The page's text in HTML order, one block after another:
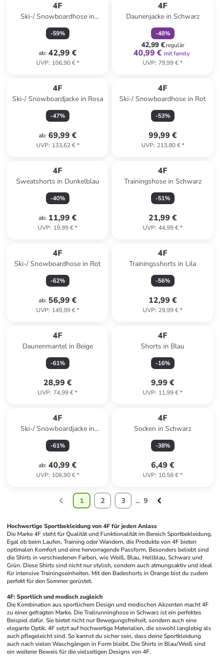
4F
Ski-/ Snowboardhose in
Schwarz
-59%
ab: 42,99 €
UVP: 106,90 €*
4F
Daunenjacke in Schwarz
-48%
42,99 €regulär
40,99 € mit family
UVP: 79,99 €*
4F
Ski-/ Snowboardjacke in Rosa
-47%
ab: 69,99 €
UVP: 133,62 €*
4F
Ski-/ Snowboardhose in Rot
-53%
99,99 €
UVP: 213,80 €*
4F
Sweatshorts in Dunkelblau
-40%
ab: 11,99 €
UVP: 19,99 €*
4F
Trainingshose in Schwarz
-51%
21,99 €
UVP: 44,99 €*
4F
Ski-/ Snowboardhose in Rot
-62%
ab: 56,99 €
UVP: 149,99 €*
4F
Trainingsshorts in Lila
-56%
12,99 €
UVP: 29,99 €*
4F
Daunenmantel in Beige
-61%
28,99 €
UVP: 74,99 €*
4F
Shorts in Blau
-16%
9,99 €
UVP: 11,99 €*
4F
Ski-/ Snowboardjacke in
Dunkelblau
-61%
ab: 40,99 €
UVP: 106,90 €*
4F
Socken in Schwarz
-38%
6,49 €
UVP: 10,58 €*
1 2 3 ... 9
Hochwertige Sportbekleidung von 4F für jeden Anlass
Die Marke 4F steht für Qualität und Funktionalität im Bereich Sportbekleidung.
Egal ob beim Laufen, Training oder Wandern, die Produkte von 4F bieten
optimalen Komfort und eine hervorragende Passform. Besonders beliebt sind
die Shirts in verschiedenen Farben, wie Weiß, Blau, Hellblau, Schwarz und
Grün. Diese Shirts sind nicht nur stylish, sondern auch atmungsaktiv und ideal
für intensive Trainingseinheiten. Mit den Badeshorts in Orange bist du zudem
perfekt für den Sommer gerüstet.
4F: Sportlich und modisch zugleich
Die Kombination aus sportlichem Design und modischen Akzenten macht 4F
zu einer gefragten Marke. Die Trailrunninghose in Schwarz ist ein perfektes
Beispiel dafür. Sie bietet nicht nur Bewegungsfreiheit, sondern auch eine
elegante Optik. 4F setzt auf hochwertige Materialien, die sowohl langlebig als
auch pflegeleicht sind. So kannst du sicher sein, dass deine Sportkleidung
auch nach vielen Waschgängen in Form bleibt. Die Shirts in Blau/Weiß sind
ein weiterer Beweis für die vielseitigen Designs von 4F.